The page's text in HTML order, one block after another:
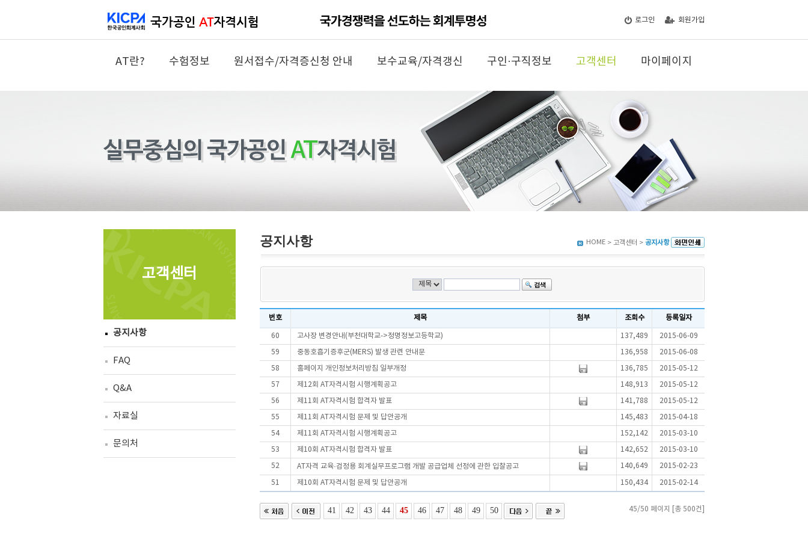
로그인 회원가입
AT란? 수험정보 원서접수/자격증신청 안내 보수교육/자격갱신 구인·구직정보 고객센터 마이페이지
고객센터
공지사항
FAQ
Q&A
자료실
문의처
공지사항 HOME > 고객센터 > 공지사항
번호 제목 첨부 조회수 등록일자
60 고사장 변경안내(부천대학교->정명정보고등학교) 137,489 2015-06-09
59 중동호흡기증후군(MERS) 발생 관련 안내문 136,958 2015-06-08
58 홈페이지 개인정보처리방침 일부개정 136,785 2015-05-12
57 제12회 AT자격시험 시행계획공고 148,913 2015-05-12
56 제11회 AT자격시험 합격자 발표 141,788 2015-05-12
55 제11회 AT자격시험 문제 및 답안공개 145,483 2015-04-18
54 제11회 AT자격시험 시행계획공고 152,142 2015-03-10
53 제10회 AT자격시험 합격자 발표 142,652 2015-03-10
52 AT자격 교육·검정용 회계실무프로그램 개발 공급업체 선정에 관한 입찰공고 140,649 2015-02-23
51 제10회 AT자격시험 문제 및 답안공개 150,434 2015-02-14
41 42 43 44 45 46 47 48 49 50 45/50 페이지 [총 500건]